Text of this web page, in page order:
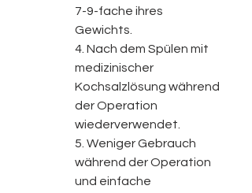
7-9-fache ihres
Gewichts.
4. Nach dem Spülen mit
medizinischer
Kochsalzlösung während
der Operation
wiederverwendet.
5. Weniger Gebrauch
während der Operation
und einfache